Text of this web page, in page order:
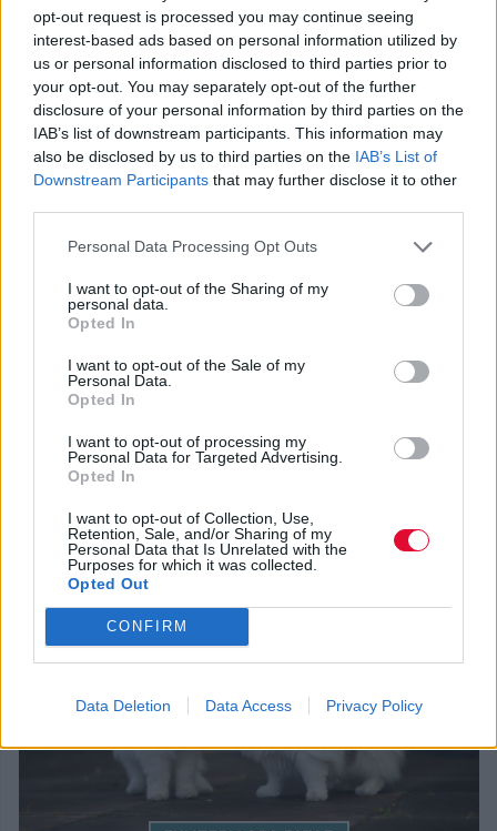
opt-out request is processed you may continue seeing
interest-based ads based on personal information utilized by
us or personal information disclosed to third parties prior to
your opt-out. You may separately opt-out of the further
disclosure of your personal information by third parties on the
IAB’s list of downstream participants. This information may
also be disclosed by us to third parties on the IAB’s List of
Downstream Participants that may further disclose it to other
Personal Data Processing Opt Outs
I want to opt-out of the Sharing of my
personal data.
Opted In
I want to opt-out of the Sale of my
Personal Data.
Opted In
I want to opt-out of processing my
Personal Data for Targeted Advertising.
Opted In
I want to opt-out of Collection, Use,
Retention, Sale, and/or Sharing of my
Personal Data that Is Unrelated with the
Purposes for which it was collected.
Opted Out
CONFIRM
Data Deletion Data Access Privacy Policy
ΣΥΜΠΕΡΙΦΟΡΑ ΓΑΤΑΣ
Γιατί η γάτα μου δείχνει πάντα πεινασμένη;
Αιτίες, θεραπεία και πότε πρέπει να
επισκεφτείτε τον κτηνίατρο